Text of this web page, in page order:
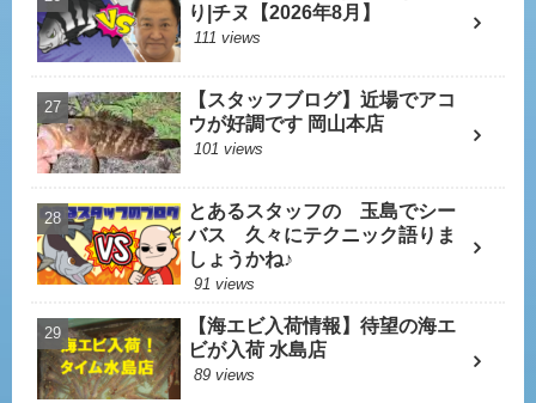
り|チヌ【2026年8月】
111 views
【スタッフブログ】近場でアコ
ウが好調です 岡山本店
101 views
とあるスタッフの 玉島でシー
バス 久々にテクニック語りま
しょうかね♪
91 views
【海エビ入荷情報】待望の海エ
ビが入荷 水島店
89 views